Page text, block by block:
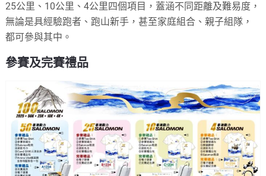
25公里、10公里、4公里四個項目，蓋涵不同距離及難易度，
無論是具經驗跑者、跑山新手，甚至家庭組合、親子組隊，
都可參與其中。
參賽及完賽禮品